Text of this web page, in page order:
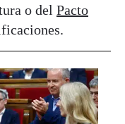
o del Pacto